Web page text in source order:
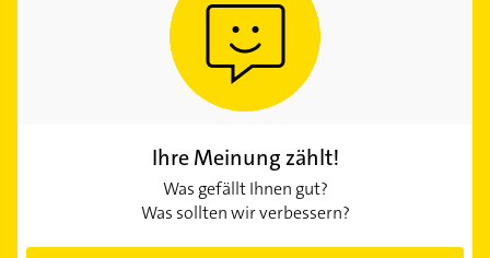
Ihre Meinung zählt!
Was gefällt Ihnen gut?
Was sollten wir verbessern?